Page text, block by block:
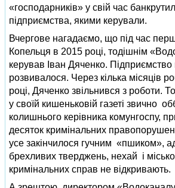
«господарників» у свій час
підприємства, якими керували.
Вчергове нагадаємо, що під час
Копельця в 2015 році, тодішнім
керував Іван Дяченко. Підприємство
розвивалося. Через кілька місяців
році, Дяченко звільнився з роботи.
у своїй кишеньковій газеті звично
колишнього керівника комунгоспу,
десяток кримінальних
усе закінчилося гучним «пшиком»,
брехливих тверджень, нехай і
кримінальних справ не відкривають.